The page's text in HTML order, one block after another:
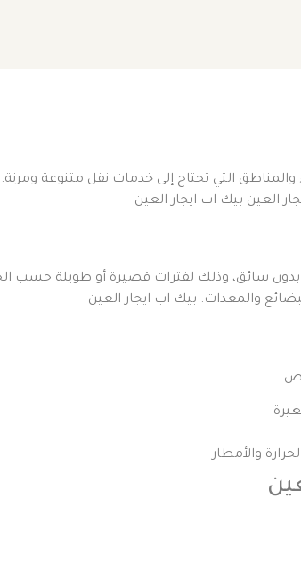
والمناطق التي تحتاج إلى خدمات نقل متنوعة
العين بيك اب ايجار العين
بدون سائق، وذلك لفترات قصيرة أو طويلة
والمعدات. بيك اب ايجار العين